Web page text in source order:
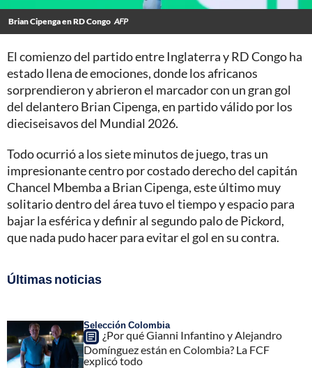
Brian Cipenga en RD Congo AFP
El comienzo del partido entre Inglaterra y RD Congo ha
estado llena de emociones, donde los africanos
sorprendieron y abrieron el marcador con un gran gol
del delantero Brian Cipenga, en partido válido por los
dieciseisavos del Mundial 2026.
Todo ocurrió a los siete minutos de juego, tras un
impresionante centro por costado derecho del capitán
Chancel Mbemba a Brian Cipenga, este último muy
solitario dentro del área tuvo el tiempo y espacio para
bajar la esférica y definir al segundo palo de Pickord,
que nada pudo hacer para evitar el gol en su contra.
Últimas noticias
Selección Colombia
¿Por qué Gianni Infantino y Alejandro
Domínguez están en Colombia? La FCF
explicó todo